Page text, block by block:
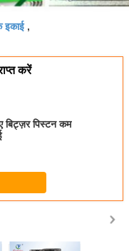
,
करें
बिट्ज़र पिस्टन कम